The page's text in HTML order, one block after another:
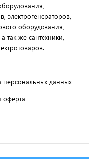
электрогенераторов,
оборудования,
так же сантехники,
персональных данных
оферта